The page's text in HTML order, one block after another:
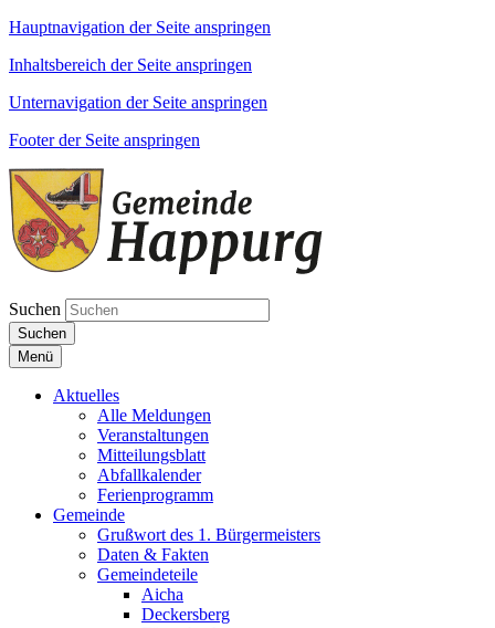
Hauptnavigation der Seite anspringen
Inhaltsbereich der Seite anspringen
Unternavigation der Seite anspringen
Footer der Seite anspringen
Suchen
Suchen
Menü
Aktuelles
Alle Meldungen
Veranstaltungen
Mitteilungsblatt
Abfallkalender
Ferienprogramm
Gemeinde
Grußwort des 1. Bürgermeisters
Daten & Fakten
Gemeindeteile
Aicha
Deckersberg